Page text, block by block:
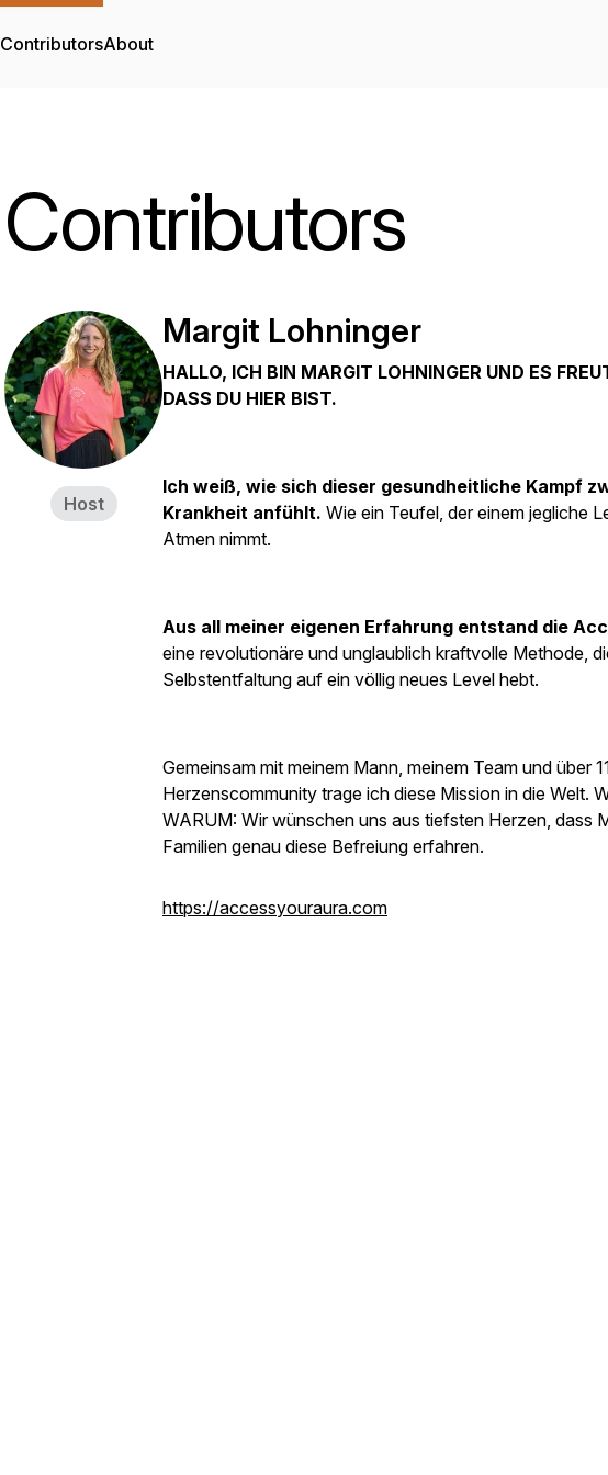
ContributorsAbout
Contributors
Host
Margit Lohninger
HALLO, ICH BIN MARGIT LOHNINGER UND ES
DASS DU HIER BIST.
Ich weiß, wie sich dieser gesundheitliche Kampf
Krankheit anfühlt. Wie ein Teufel, der einem jegliche
Atmen nimmt.
Aus all meiner eigenen Erfahrung entstand die
eine revolutionäre und unglaublich kraftvolle Methode,
Selbstentfaltung auf ein völlig neues Level hebt.
Gemeinsam mit meinem Mann, meinem Team und über
Herzenscommunity trage ich diese Mission in die Welt.
WARUM: Wir wünschen uns aus tiefsten Herzen, dass
Familien genau diese Befreiung erfahren.
https://accessyouraura.com